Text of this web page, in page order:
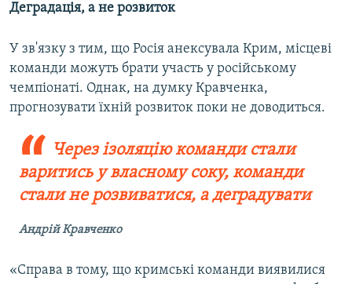
Деградація, а не розвиток
У зв'язку з тим, що Росія анексувала Крим, місцеві
команди можуть брати участь у російському
чемпіонаті. Однак, на думку Кравченка,
прогнозувати їхній розвиток поки не доводиться.
Через ізоляцію команди стали
варитись у власному соку, команди
стали не розвиватися, а деградувати
Андрій Кравченко
«Справа в тому, що кримські команди виявилися